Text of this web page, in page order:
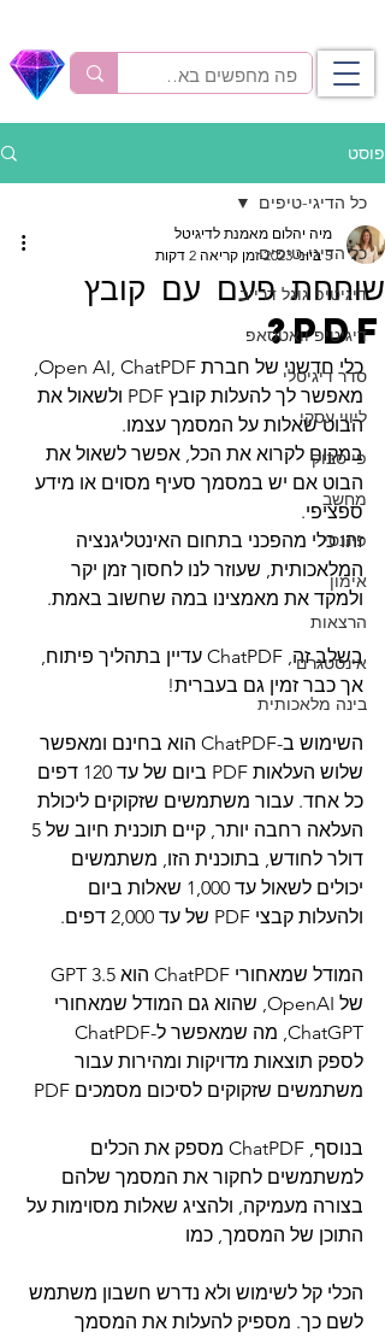
פוסט
כל הדיגי-טיפים
דיגיטיפ גוגל דרייב
דיגיטיפ וואטסאפ
סדר דיגיטלי
ליווי עסקי
פייסבוק
מחשב
פיננסי
אימון
הרצאות
אינסטגרם
בינה מלאכותית
כל הדיגי-טיפים
שוחחת פעם עם קובץ
PDF?
מיה יהלום מאמנת לדיגיטל
5 ביוני 2023
זמן קריאה 2 דקות
כלי חדשני של חברת Open AI, ChatPDF,
מאפשר לך להעלות קובץ PDF ולשאול את
הבוט שאלות על המסמך עצמו.
במקום לקרוא את הכל, אפשר לשאול את
הבוט אם יש במסמך סעיף מסוים או מידע
ספציפי.
זהו כלי מהפכני בתחום האינטליגנציה
המלאכותית, שעוזר לנו לחסוך זמן יקר
ולמקד את מאמצינו במה שחשוב באמת.
בשלב זה, ChatPDF עדיין בתהליך פיתוח,
אך כבר זמין גם בעברית!
השימוש ב-ChatPDF הוא בחינם ומאפשר
שלוש העלאות PDF ביום של עד 120 דפים
כל אחד. עבור משתמשים שזקוקים ליכולת
דולר לחודש, בתוכנית הזו, משתמשים
יכולים לשאול עד 1,000 שאלות ביום
ולהעלות קבצי PDF של עד 2,000 דפים.
של OpenAI, שהוא גם המודל שמאחורי
לספק תוצאות מדויקות ומהירות עבור
משתמשים שזקוקים לסיכום מסמכים PDF
בנוסף, ChatPDF מספק את הכלים
למשתמשים לחקור את המסמך שלהם
בצורה מעמיקה, ולהציג שאלות מסוימות על
התוכן של המסמך, כמו
הכלי קל לשימוש ולא נדרש חשבון משתמש
לשם כך. מספיק להעלות את המסמך